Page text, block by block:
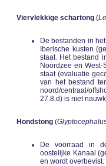
Viervlekkige schartong (
De bestanden in
Iberische kusten
staat. Het bestand
Noordzee en
staat (evaluatie
van het bestand
noord/centraal/
27.8.d) is niet
Hondstong (
De voorraad in
oostelijke Kanaal
en wordt overbevist.